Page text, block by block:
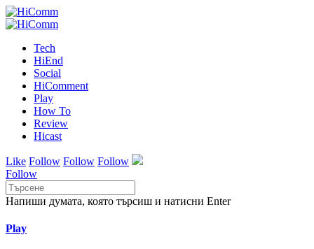
Tech
HiEnd
Social
HiComment
Play
How To
Review
Hicast
Like Follow Follow Follow
Follow
Напиши думата, която търсиш и натисни Enter
Play